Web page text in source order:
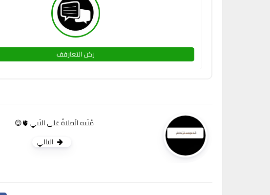
ركن التعارفف
مُنَبه الَصلاةُ عَلى النَبي 🫀😌
التالي